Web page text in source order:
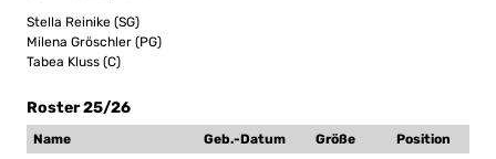
Stella Reinike (SG)
Milena Gröschler (PG)
Tabea Kluss (C)
Roster 25/26
Name Geb.-Datum Größe
Position